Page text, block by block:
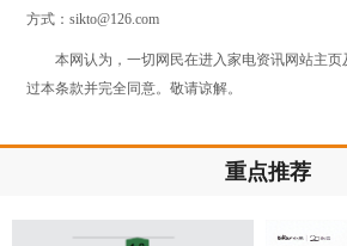
方式：sikto@126.com
本网认为，一切网民在进入家电资讯网站主
过本条款并完全同意。敬请谅解。
重点推荐